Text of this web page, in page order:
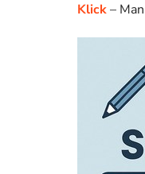
Klick–